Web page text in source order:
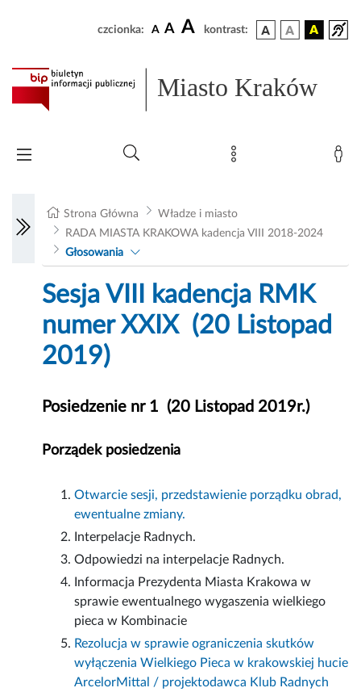
czcionka: A A A kontrast:
Miasto Kraków
Strona Główna
Władze i miasto
RADA MIASTA KRAKOWA kadencja VIII 2018-2024
Głosowania
Sesja VIII kadencja RMK
numer XXIX (20 Listopad
2019)
Posiedzenie nr 1 (20 Listopad 2019r.)
Porządek posiedzenia
Otwarcie sesji, przedstawienie porządku obrad,
ewentualne zmiany.
Interpelacje Radnych.
Odpowiedzi na interpelacje Radnych.
Informacja Prezydenta Miasta Krakowa w
sprawie ewentualnego wygaszenia wielkiego
pieca w Kombinacie
Rezolucja w sprawie ograniczenia skutków
wyłączenia Wielkiego Pieca w krakowskiej hucie
ArcelorMittal / projektodawca Klub Radnych